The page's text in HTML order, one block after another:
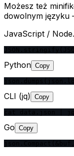
Możesz też
dowolnym języku
JavaScript /
Python Copy
CLI (jq) Copy
Go Copy